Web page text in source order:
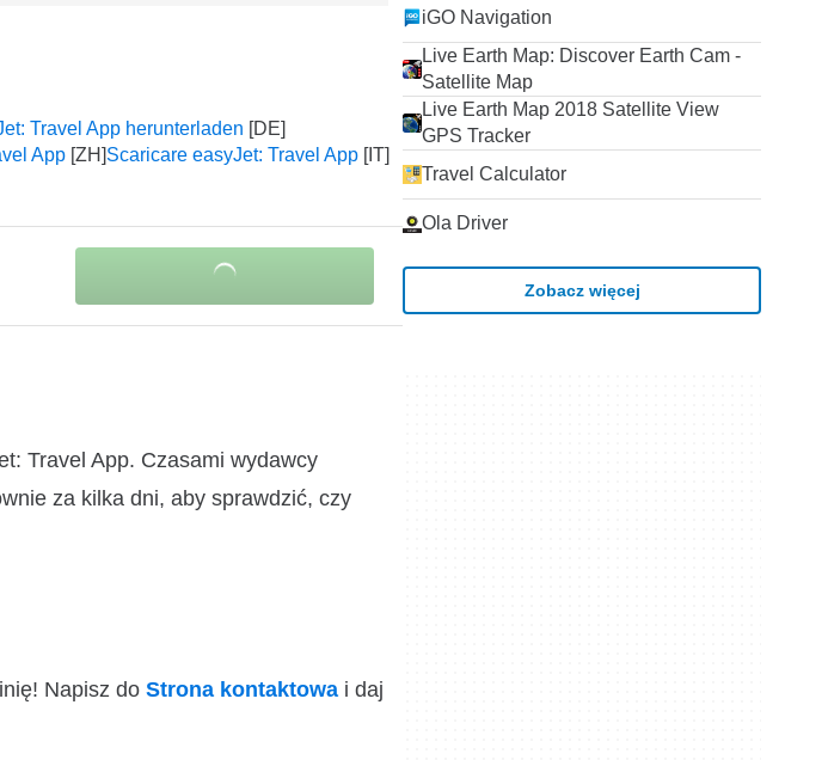
Travel App herunterladen
App Scaricare easyJet: Travel App
Travel App. Czasami wydawcy
za kilka dni, aby sprawdzić, czy
Napisz do Strona kontaktowa i daj
iGO Navigation
Live Earth Map: Discover Earth Cam -
Satellite Map
Live Earth Map 2018 Satellite View
GPS Tracker
Travel Calculator
Ola Driver
Zobacz więcej